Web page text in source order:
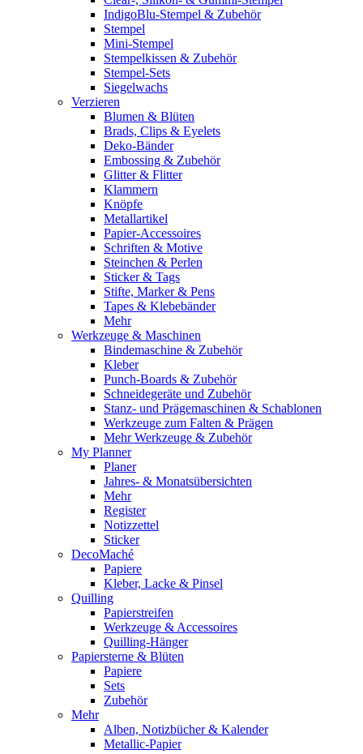
IndigoBlu-Stempel & Zubehör
Stempel
Mini-Stempel
Stempelkissen & Zubehör
Stempel-Sets
Siegelwachs
Verzieren
Blumen & Blüten
Brads, Clips & Eyelets
Deko-Bänder
Embossing & Zubehör
Glitter & Flitter
Klammern
Knöpfe
Metallartikel
Papier-Accessoires
Schriften & Motive
Steinchen & Perlen
Sticker & Tags
Stifte, Marker & Pens
Tapes & Klebebänder
Mehr
Werkzeuge & Maschinen
Bindemaschine & Zubehör
Kleber
Punch-Boards & Zubehör
Schneidegeräte und Zubehör
Stanz- und Prägemaschinen & Schablonen
Werkzeuge zum Falten & Prägen
Mehr Werkzeuge & Zubehör
My Planner
Planer
Jahres- & Monatsübersichten
Mehr
Register
Notizzettel
Sticker
DecoMaché
Papiere
Kleber, Lacke & Pinsel
Quilling
Papierstreifen
Werkzeuge & Accessoires
Quilling-Hänger
Papiersterne & Blüten
Papiere
Sets
Zubehör
Mehr
Alben, Notizbücher & Kalender
Metallic-Papier